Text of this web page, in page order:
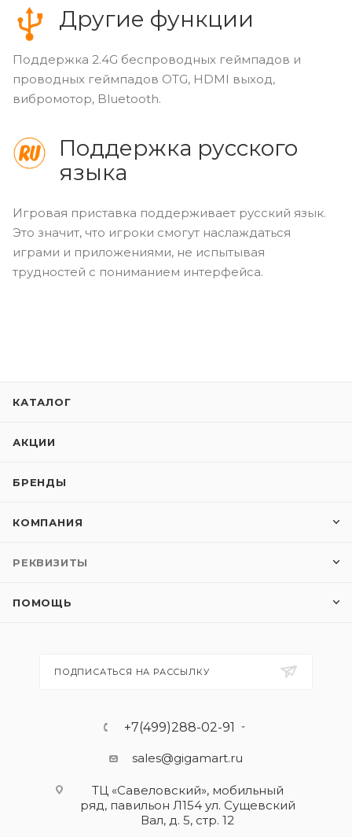
Другие функции
Поддержка 2.4G беспроводных геймпадов и
проводных геймпадов OTG, HDMI выход,
вибромотор, Bluetooth.
Поддержка русского
языка
Игровая приставка поддерживает русский язык.
Это значит, что игроки смогут наслаждаться
играми и приложениями, не испытывая
трудностей с пониманием интерфейса.
КАТАЛОГ
АКЦИИ
БРЕНДЫ
КОМПАНИЯ
РЕКВИЗИТЫ
ПОМОЩЬ
ПОДПИСАТЬСЯ НА РАССЫЛКУ
+7(499)288-02-91
sales@gigamart.ru
ТЦ «Савеловский», мобильный
ряд, павильон Л154 ул. Сущевский
Вал, д. 5, стр. 12